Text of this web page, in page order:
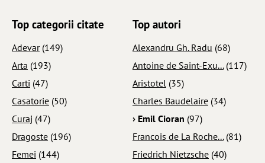
Top categorii citate
Adevar(149)
Arta (193)
Carti (47)
Casatorie (50)
Curaj (47)
Dragoste (196)
Femei (144)
Top autori
Alexandru Gh. Radu (68)
Antoine de Saint-Exu...(117)
Aristotel (35)
Charles Baudelaire (34)
› Emil Cioran (97)
Francois de La Roche...(81)
Friedrich Nietzsche (40)